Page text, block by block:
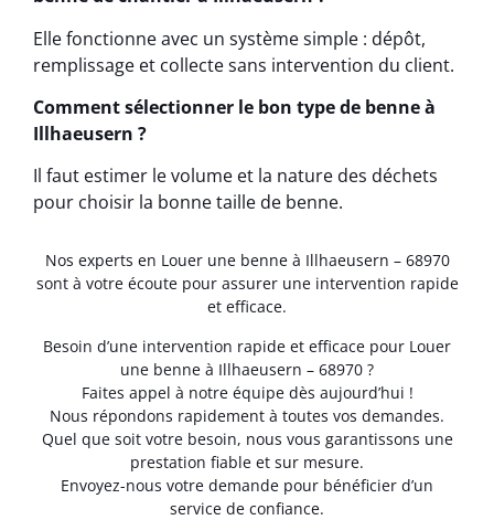
Elle fonctionne avec un système simple : dépôt,
remplissage et collecte sans intervention du client.
Comment sélectionner le bon type de benne à
Illhaeusern ?
Il faut estimer le volume et la nature des déchets
pour choisir la bonne taille de benne.
Nos experts en Louer une benne à Illhaeusern – 68970
sont à votre écoute pour assurer une intervention rapide
et efficace.
Besoin d’une intervention rapide et efficace pour Louer
une benne à Illhaeusern – 68970 ?
Faites appel à notre équipe dès aujourd’hui !
Nous répondons rapidement à toutes vos demandes.
Quel que soit votre besoin, nous vous garantissons une
prestation fiable et sur mesure.
Envoyez-nous votre demande pour bénéficier d’un
service de confiance.